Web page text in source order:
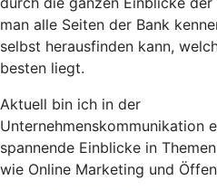
man alle Seiten der Bank
selbst herausfinden kann,
besten liegt.
Aktuell bin ich in der
Unternehmenskommunikation
spannende Einblicke in Themen
wie Online Marketing und